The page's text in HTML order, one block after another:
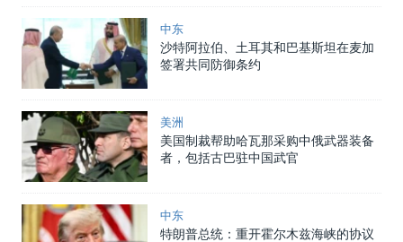
中东
沙特阿拉伯、土耳其和巴基斯坦在麦加
签署共同防御条约
美洲
美国制裁帮助哈瓦那采购中俄武器装备
者，包括古巴驻中国武官
中东
特朗普总统：重开霍尔木兹海峡的协议